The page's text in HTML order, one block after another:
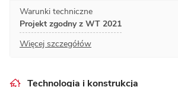
Warunki techniczne
Projekt zgodny z WT 2021
Więcej szczegółów
Technologia i konstrukcja